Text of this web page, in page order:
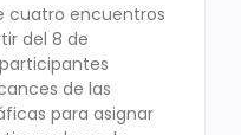
cuatro encuentros
del 8 de
de las
para asignar